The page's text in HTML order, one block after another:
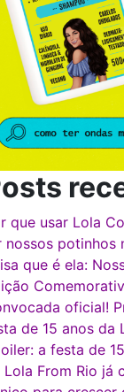
que usar Lola
nossos potinhos
que é ela:
oficial!
de 15 anos da
a festa de
Lola From Rio já